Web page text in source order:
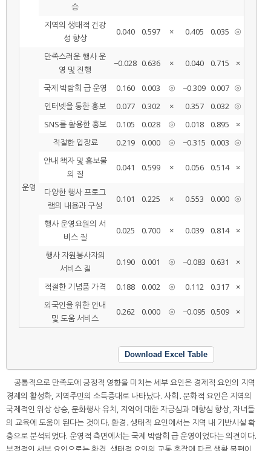
승
지역의 생태적 건강
성 향상
0.040 0.597 × 0.405 0.035 ⦾
운영
만족스러운 행사 운
영 및 진행
−0.028 0.636 × 0.040 0.715 ×
국제 박람회 급 운영 0.160 0.003 ⦾ −0.309 0.007 ⦾
인터넷을 통한 홍보
0.077 0.302 × 0.357 0.032 ⦾
SNS를 활용한 홍보
0.105 0.028 ⦾ 0.018 0.895
×
적절한 입장료
0.219 0.000 ⦾ −0.315 0.003 ⦾
안내 책자 및 홍보물
의 질
0.041 0.599 × 0.056 0.514 ×
다양한 행사 프로그
램의 내용과 구성
0.101 0.225 × 0.553 0.000 ⦾
행사 운영요원의 서
비스 질
0.025 0.700 × 0.039 0.814 ×
행사 자원봉사자의
서비스 질
0.190 0.001 ⦾ −0.083 0.631 ×
적절한 기념품 가격 0.188 0.002 ⦾ 0.112 0.317
×
외국인을 위한 안내
및 도움 서비스
0.262 0.000 ⦾ −0.095 0.509 ×
Download Excel Table
공통적으로 만족도에 긍정적 영향을 미치는 세부 요인은 경제적 요인의 지역
경제의 활성화, 지역주민의 소득증대로 나타났다. 사회․문화적 요인은 지역의
국제적인 위상 상승, 문화행사 유치, 지역에 대한 자긍심과 애향심 향상, 자녀들
의 교육에 도움이 된다는 것이다. 환경․생태적 요인에서는 지역 내 기반시설 확
충으로 분석되었다. 운영적 측면에서는 국제 박람회 급 운영이었다는 의견이다.